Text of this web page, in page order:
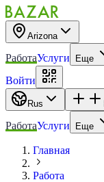
Arizona
РаботаУслуги Еще
Войти
Rus
РаботаУслуги Еще
Главная
Работа